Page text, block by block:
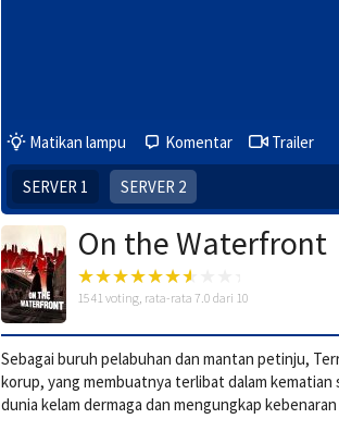
Matikan lampu Komentar Trailer
SERVER 1 SERVER 2
On the Waterfront
1541 voting, rata-rata 7.0 dari 10
Sebagai buruh pelabuhan dan mantan petinju,
korup, yang membuatnya terlibat dalam
dunia kelam dermaga dan mengungkap